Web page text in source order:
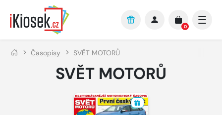
Přejít na hlavní obsah
0
Časopisy SVĚT MOTORŮ
SVĚT MOTORŮ